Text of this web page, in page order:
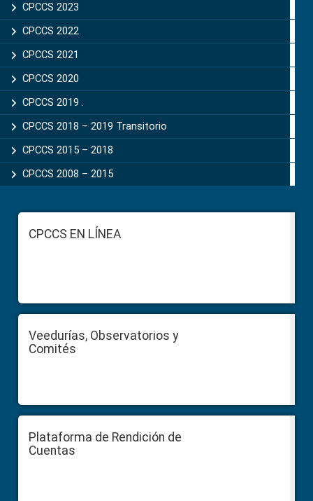
CPCCS 2023
CPCCS 2022
CPCCS 2021
CPCCS 2020
CPCCS 2019 .
CPCCS 2018 – 2019 Transitorio
CPCCS 2015 – 2018
CPCCS 2008 – 2015
FooterCPCCS EN LÍNEA
Veedurías, Observatorios y
Comités
Plataforma de Rendición de
Cuentas